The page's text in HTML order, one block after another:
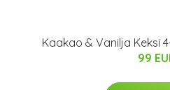
Kaakao & Vanilja Keksi
99